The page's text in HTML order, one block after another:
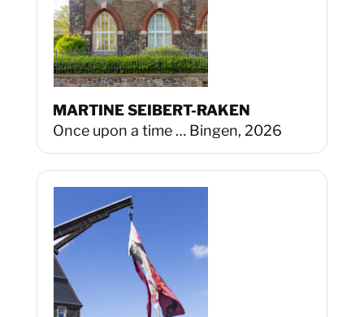
MARTINE SEIBERT-RAKEN
Once upon a time … Bingen, 2026